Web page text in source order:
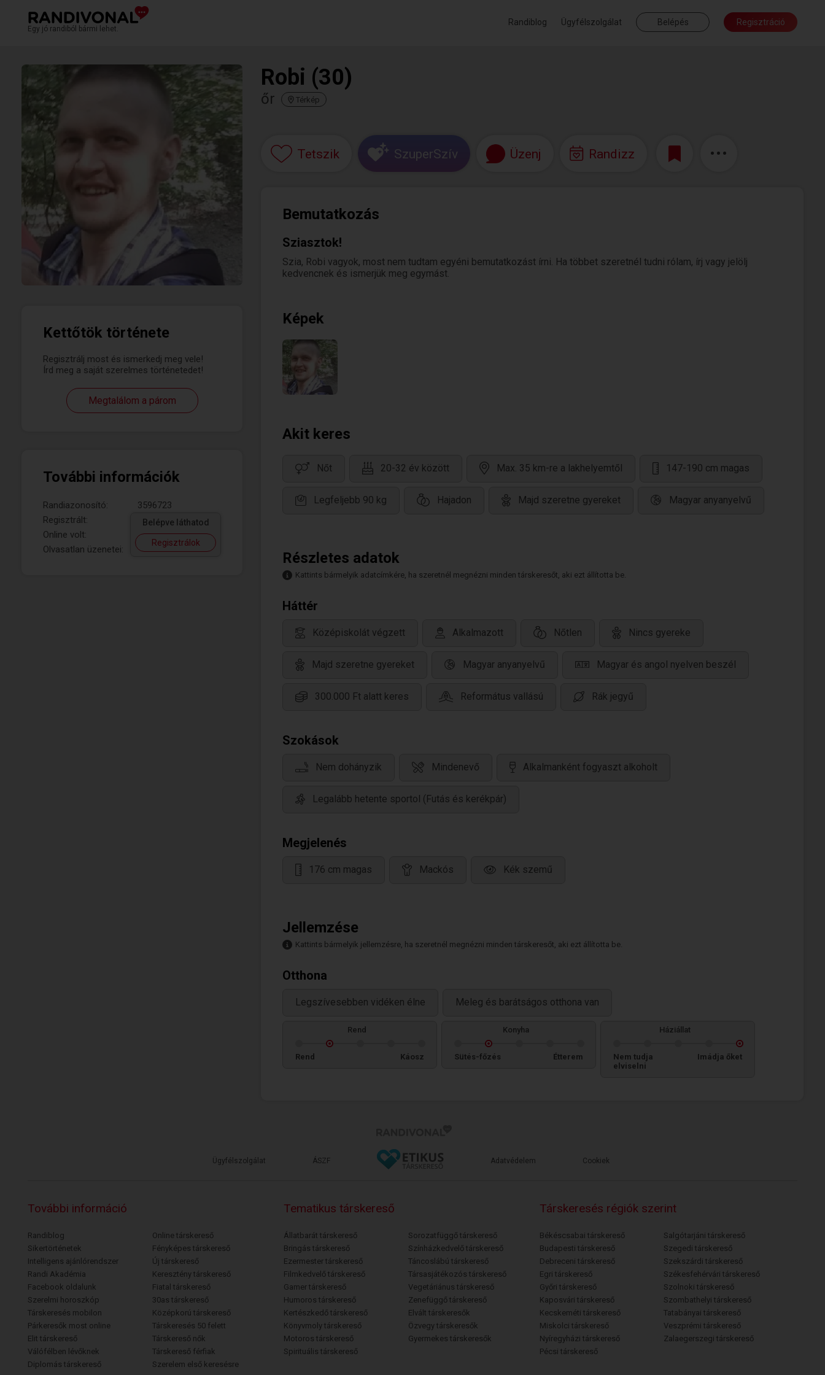
Egy jó randiból bármi lehet.
Randiblog Ügyfélszolgálat Belépés Regisztráció
Kettőtök története
Regisztrálj most és ismerkedj meg vele!
Írd meg a saját szerelmes történetedet!
Megtalálom a párom
További információk
Randiazonosító:
3596723
Regisztrált:
Online volt:
Olvasatlan üzenetei:
Belépve láthatod
Regisztrálok
Robi (30)
őr Térkép
Tetszik SzuperSzív Üzenj Randizz
Bemutatkozás
Sziasztok!
Szia, Robi vagyok, most nem tudtam egyéni bemutatkozást írni. Ha többet szeretnél tudni rólam, írj vagy jelölj
kedvencnek és ismerjük meg egymást.
Képek
Akit keres
Nőt 20-32 év között Max. 35 km-re a lakhelyemtől 147-190 cm magas
Legfeljebb 90 kg Hajadon Majd szeretne gyereket Magyar anyanyelvű
Részletes adatok
Kattints bármelyik adatcímkére, ha szeretnél megnézni minden társkeresőt, aki ezt állította be.
Háttér
Középiskolát végzett Alkalmazott Nőtlen Nincs gyereke
Majd szeretne gyereket Magyar anyanyelvű Magyar és angol nyelven beszél
300.000 Ft alatt keres Református vallású Rák jegyű
Szokások
Nem dohányzik Mindenevő Alkalmanként fogyaszt alkoholt
Legalább hetente sportol (Futás és kerékpár)
Megjelenés
176 cm magas Mackós Kék szemű
Jellemzése
Kattints bármelyik jellemzésre, ha szeretnél megnézni minden társkeresőt, aki ezt állította be.
Otthona
Legszívesebben vidéken élne Meleg és barátságos otthona van
Rend
Rend Káosz
Konyha
Sütés-főzés Étterem
Háziállat
Nem tudja
elviselni
Imádja őket
Ügyfélszolgálat ÁSZF Adatvédelem Cookiek
További információ
Randiblog
Sikertörténetek
Intelligens ajánlórendszer
Randi Akadémia
Facebook oldalunk
Szerelmi horoszkóp
Társkeresés mobilon
Párkeresők most online
Elit társkereső
Válófélben lévőknek
Diplomás társkereső
Online társkereső
Fényképes társkereső
Új társkereső
Keresztény társkereső
Fiatal társkereső
30as társkereső
Középkorú társkereső
Társkeresés 50 felett
Társkereső nők
Társkereső férfiak
Szerelem első keresésre
Tematikus társkereső
Állatbarát társkereső
Bringás társkereső
Ezermester társkereső
Filmkedvelő társkereső
Gamer társkereső
Humoros társkereső
Kertészkedő társkereső
Könyvmoly társkereső
Motoros társkereső
Spirituális társkereső
Sorozatfüggő társkereső
Színházkedvelő társkereső
Táncoslábú társkereső
Társasjátékozós társkereső
Vegetáriánus társkereső
Zenefüggő társkereső
Elvált társkeresők
Özvegy társkeresők
Gyermekes társkeresők
Társkeresés régiók szerint
Békéscsabai társkereső
Budapesti társkereső
Debreceni társkereső
Egri társkereső
Győri társkereső
Kaposvári társkereső
Kecskeméti társkereső
Miskolci társkereső
Nyíregyházi társkereső
Pécsi társkereső
Salgótarjáni társkereső
Szegedi társkereső
Szekszárdi társkereső
Székesfehérvári társkereső
Szolnoki társkereső
Szombathelyi társkereső
Tatabányai társkereső
Veszprémi társkereső
Zalaegerszegi társkereső